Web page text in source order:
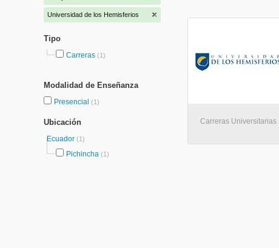
Universidad de los Hemisferios
Tipo
Carreras (1)
Modalidad de Enseñanza
Presencial (1)
Ubicación
Ecuador (1)
Pichincha (1)
Carreras Universitarias